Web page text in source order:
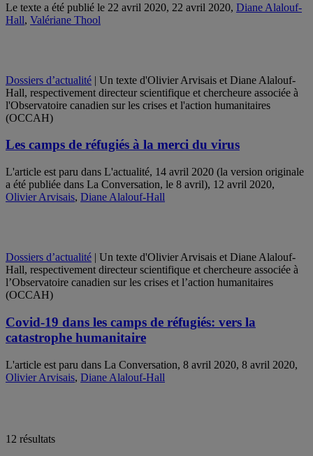
Le texte a été publié le 22 avril 2020, 22 avril 2020, Diane Alalouf-
Hall, Valériane Thool
Dossiers d’actualité | Un texte d'Olivier Arvisais et Diane Alalouf-
Hall, respectivement directeur scientifique et chercheure associée à
l'Observatoire canadien sur les crises et l'action humanitaires
(OCCAH)
Les camps de réfugiés à la merci du virus
L'article est paru dans L'actualité, 14 avril 2020 (la version originale
a été publiée dans La Conversation, le 8 avril), 12 avril 2020,
Olivier Arvisais, Diane Alalouf-Hall
Dossiers d’actualité | Un texte d'Olivier Arvisais et Diane Alalouf-
Hall, respectivement directeur scientifique et chercheure associée à
l’Observatoire canadien sur les crises et l’action humanitaires
(OCCAH)
Covid-19 dans les camps de réfugiés: vers la
catastrophe humanitaire
L'article est paru dans La Conversation, 8 avril 2020, 8 avril 2020,
Olivier Arvisais, Diane Alalouf-Hall
12 résultats